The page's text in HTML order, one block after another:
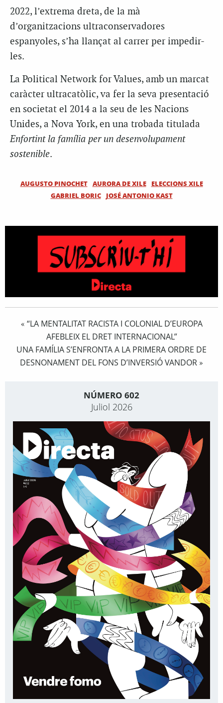
2022, l’extrema dreta, de la mà
d’organitzacions ultraconservadores
espanyoles, s’ha llançat al carrer per impedir-
les.
La Political Network for Values, amb un marcat
caràcter ultracatòlic, va fer la seva presentació
en societat el 2014 a la seu de les Nacions
Unides, a Nova York, en una trobada titulada
Enfortint la família per un desenvolupament
sostenible.
AUGUSTO PINOCHET AURORA DE XILE
ELECCIONS XILE
GABRIEL BORIC
JOSÉ ANTONIO KAST
« “LA MENTALITAT RACISTA I COLONIAL D’EUROPA
AFEBLEIX EL DRET INTERNACIONAL”
UNA FAMÍLIA S’ENFRONTA A LA PRIMERA ORDRE DE
DESNONAMENT DEL FONS D’INVERSIÓ VANDOR »
NÚMERO 602
Juliol 2026